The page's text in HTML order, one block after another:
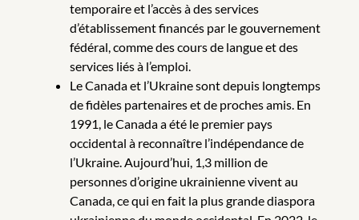
temporaire et l’accès à des services
d’établissement financés par le gouvernement
fédéral, comme des cours de langue et des
services liés à l’emploi.
Le Canada et l’Ukraine sont depuis longtemps
de fidèles partenaires et de proches amis. En
1991, le Canada a été le premier pays
occidental à reconnaître l’indépendance de
l’Ukraine. Aujourd’hui, 1,3 million de
personnes d’origine ukrainienne vivent au
Canada, ce qui en fait la plus grande diaspora